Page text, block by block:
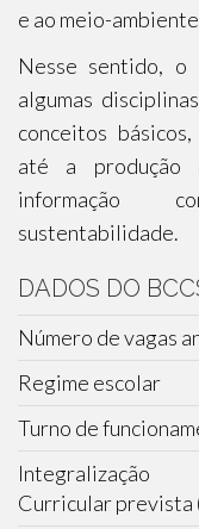
e ao meio-
Nesse sentido, o
algumas
conceitos
até a produção
informação
sustentabilidade.
DADOS DO
Número de vagas
Regime escolar
Turno de
Integralização
Curricular prevista